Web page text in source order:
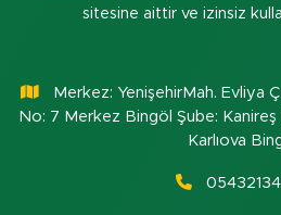
sitesine aittir ve izinsiz
Merkez: YenişehirMah. Evliya
No: 7 Merkez Bingöl Şube:
Karlıova